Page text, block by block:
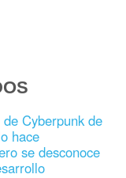
Cyberpunk de
hace
se desconoce